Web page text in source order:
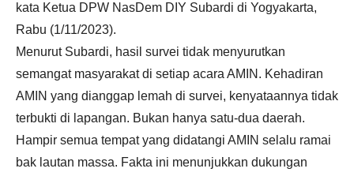
kata Ketua DPW NasDem DIY Subardi di Yogyakarta,
Rabu (1/11/2023).
Menurut Subardi, hasil survei tidak menyurutkan
semangat masyarakat di setiap acara AMIN. Kehadiran
AMIN yang dianggap lemah di survei, kenyataannya tidak
terbukti di lapangan. Bukan hanya satu-dua daerah.
Hampir semua tempat yang didatangi AMIN selalu ramai
bak lautan massa. Fakta ini menunjukkan dukungan